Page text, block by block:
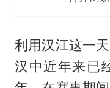
利用汉江这一
汉中近年来已